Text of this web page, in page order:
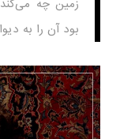
زمین چه
بود آن را به